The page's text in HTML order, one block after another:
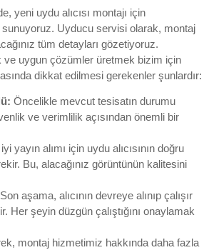
yeni uydu alıcısı montajı için
Uyducu servisi olarak, montaj
tüm detayları gözetiyoruz.
ve uygun çözümler üretmek bizim için
dikkat edilmesi gerekenler şunlardır:
Öncelikle mevcut tesisatın durumu
ve verimlilik açısından önemli bir
yayın alımı için uydu alıcısının doğru
Bu, alacağınız görüntünün kalitesini
Son aşama, alıcının devreye alınıp çalışır
Her şeyin düzgün çalıştığını onaylamak
montaj hizmetimiz hakkında daha fazla